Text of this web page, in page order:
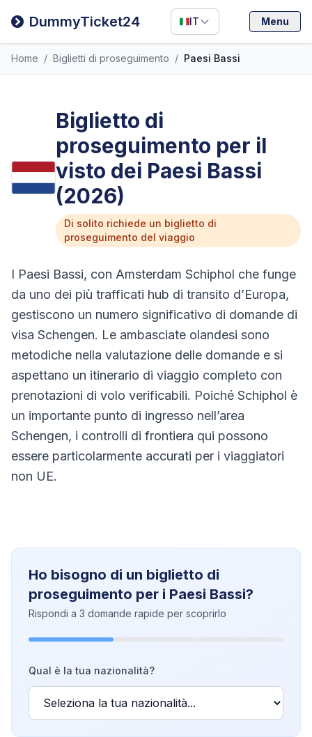
DummyTicket24 IT
Filipino
Deutsch
Español
Menu
Home / Biglietti di proseguimento / Paesi Bassi
Biglietto di
proseguimento per il
visto dei Paesi Bassi
(2026)
Di solito richiede un biglietto di
proseguimento del viaggio
I Paesi Bassi, con Amsterdam Schiphol che funge
da uno dei più trafficati hub di transito d’Europa,
gestiscono un numero significativo di domande di
visa Schengen. Le ambasciate olandesi sono
metodiche nella valutazione delle domande e si
aspettano un itinerario di viaggio completo con
prenotazioni di volo verificabili. Poiché Schiphol è
un importante punto di ingresso nell’area
Schengen, i controlli di frontiera qui possono
essere particolarmente accurati per i viaggiatori
non UE.
Ho bisogno di un biglietto di
proseguimento per i Paesi Bassi?
Rispondi a 3 domande rapide per scoprirlo
Qual è la tua nazionalità?